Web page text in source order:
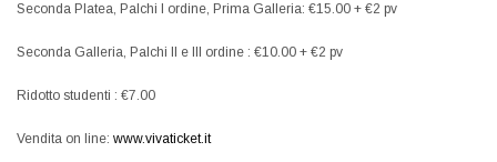
Seconda Platea, Palchi I ordine, Prima Galleria: €15.00 + €2 pv
Seconda Galleria, Palchi II e III ordine : €10.00 + €2 pv
Ridotto studenti : €7.00
Vendita on line:www.vivaticket.it